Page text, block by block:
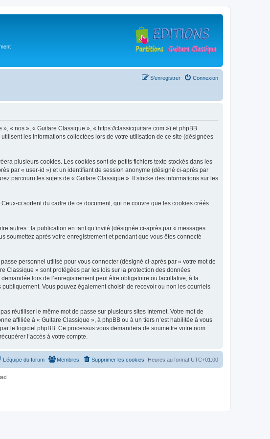
Connexion
S’enregistrer
« nos », « Guitare Classique », « https://classicguitare.com ») et phpBB
les informations collectées lors de votre utilisation de ce site (désignées
plusieurs cookies. Les cookies sont de petits fichiers texte stockés dans les
par « user-id ») et un identifiant de session anonyme (désigné ci-après par
parcouru les sujets de « Guitare Classique ». Il stocke des informations sur les
ci sortent du cadre de ce document, qui ne couvre que les cookies créés
autres : la publication en tant qu’invité (désignée ci-après par « messages
soumettez après votre enregistrement et pendant que vous êtes connecté
personnel utilisé pour vous connecter (désigné ci-après par « votre mot de
Classique » sont protégées par les lois sur la protection des données
lors de l’enregistrement peut être obligatoire ou facultative, à la
Vous pouvez également choisir de recevoir ou non les courriels
réutiliser le même mot de passe sur plusieurs sites Internet. Votre mot de
affiliée à « Guitare Classique », à phpBB ou à un tiers n’est habilitée à vous
le logiciel phpBB. Ce processus vous demandera de soumettre votre nom
l’accès à votre compte.
Heures au format UTC+01:00
Supprimer les cookies
Membres
L’équipe du forum